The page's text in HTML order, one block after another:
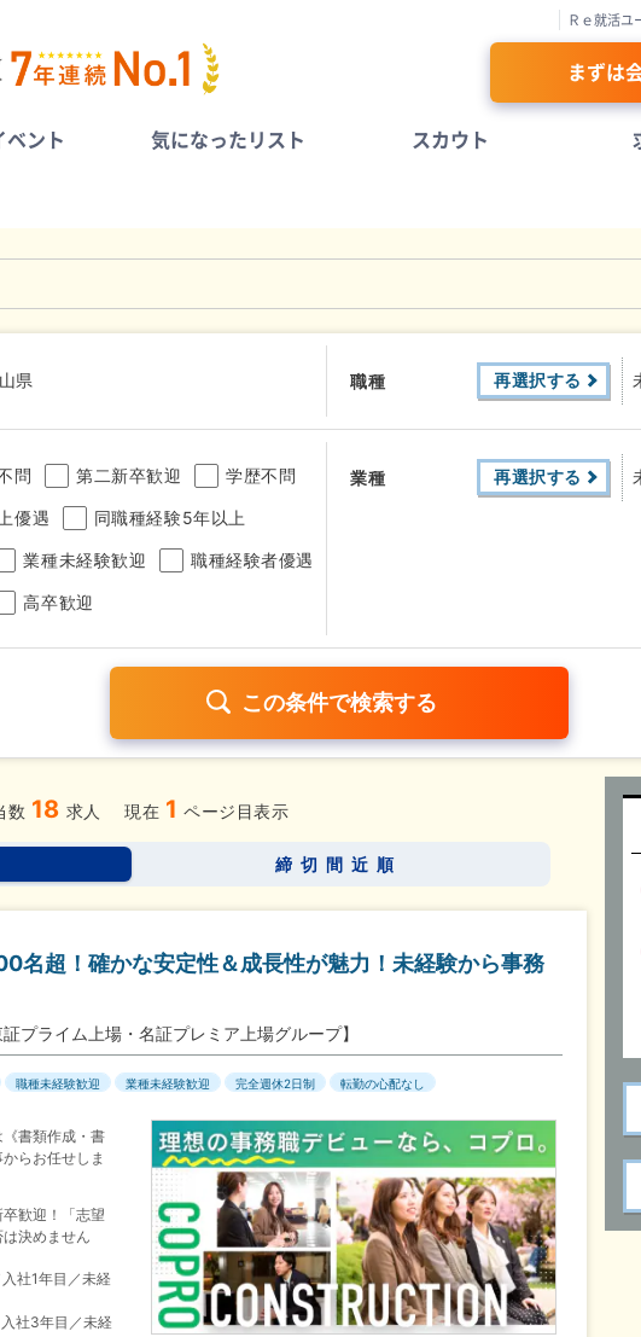
Ｒｅ就活ユ
まずは
ベント 気になったリスト スカウト
県 職種 再選択する
問 第二新卒歓迎 学歴不問
優遇 同職種経験5年以上
業種未経験歓迎 職種経験者優遇
高卒歓迎
業種 再選択する
年間休日120日以上 残業少なめ（1日1時間以内）
類選考なし
数 18 求人 現在 1 ページ目表示
締切間近順
名超！確かな安定性＆成長性が魅力！未経験から事務
プライム上場・名証プレミア上場グループ】
職種未経験歓迎 業種未経験歓迎 完全週休2日制 転勤の心配なし
書類作成・書
らお任せしま
卒歓迎！「志望
決めません
社1年目／未経
社3年目／未経